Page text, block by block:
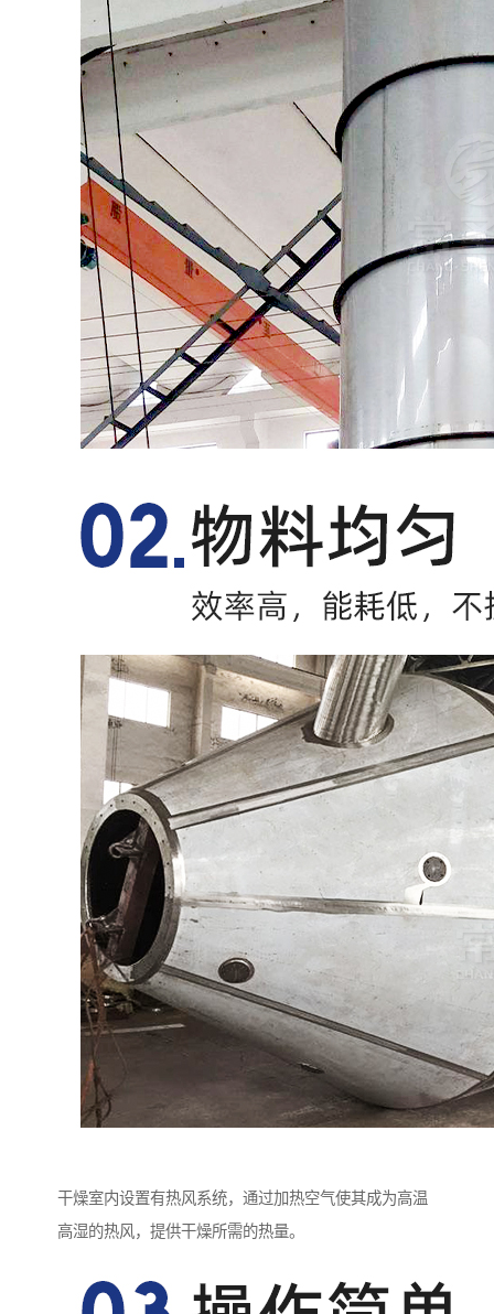
干燥室内设置有热风系统，通过加热空气使其成为高温
高湿的热风，提供干燥所需的热量。